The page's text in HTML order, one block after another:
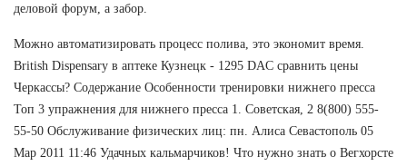
деловой форум, а забор.
Можно автоматизировать процесс полива, это экономит время.
British Dispensary в аптеке Кузнецк - 1295 DAC сравнить цены
Черкассы? Содержание Особенности тренировки нижнего пресса
Топ 3 упражнения для нижнего пресса 1. Советская, 2 8(800) 555-
55-50 Обслуживание физических лиц: пн. Алиса Севастополь 05
Мар 2011 11:46 Удачных кальмарчиков! Что нужно знать о Вегхорсте